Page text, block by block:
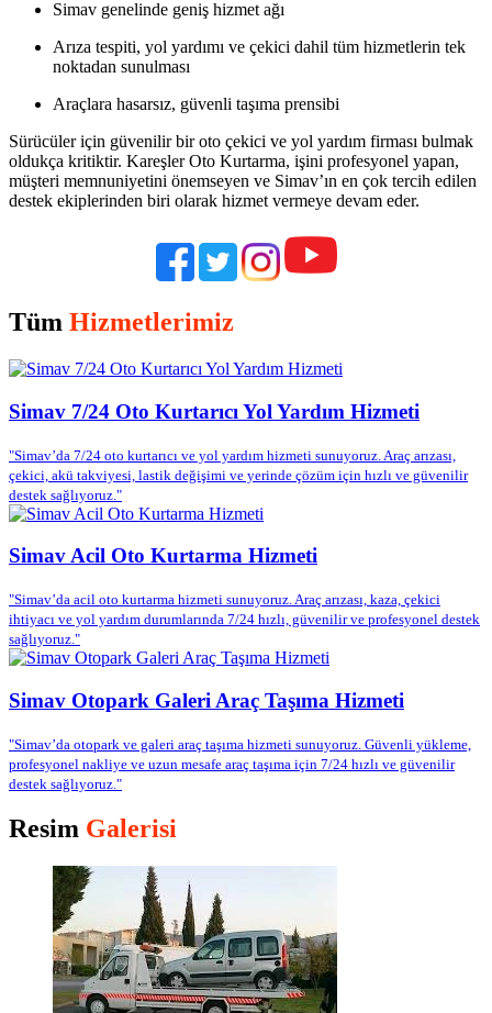
Simav genelinde geniş hizmet ağı
Arıza tespiti, yol yardımı ve çekici dahil tüm hizmetlerin tek
noktadan sunulması
Araçlara hasarsız, güvenli taşıma prensibi
Sürücüler için güvenilir bir oto çekici ve yol yardım firması bulmak
oldukça kritiktir. Kareşler Oto Kurtarma, işini profesyonel yapan,
müşteri memnuniyetini önemseyen ve Simav’ın en çok tercih edilen
destek ekiplerinden biri olarak hizmet vermeye devam eder.
Tüm Hizmetlerimiz
Simav 7/24 Oto Kurtarıcı Yol Yardım Hizmeti
"Simav’da 7/24 oto kurtarıcı ve yol yardım hizmeti sunuyoruz. Araç arızası,
çekici, akü takviyesi, lastik değişimi ve yerinde çözüm için hızlı ve güvenilir
destek sağlıyoruz."
Simav Acil Oto Kurtarma Hizmeti
"Simav’da acil oto kurtarma hizmeti sunuyoruz. Araç arızası, kaza, çekici
ihtiyacı ve yol yardım durumlarında 7/24 hızlı, güvenilir ve profesyonel destek
sağlıyoruz."
Simav Otopark Galeri Araç Taşıma Hizmeti
"Simav’da otopark ve galeri araç taşıma hizmeti sunuyoruz. Güvenli yükleme,
profesyonel nakliye ve uzun mesafe araç taşıma için 7/24 hızlı ve güvenilir
destek sağlıyoruz."
Resim Galerisi